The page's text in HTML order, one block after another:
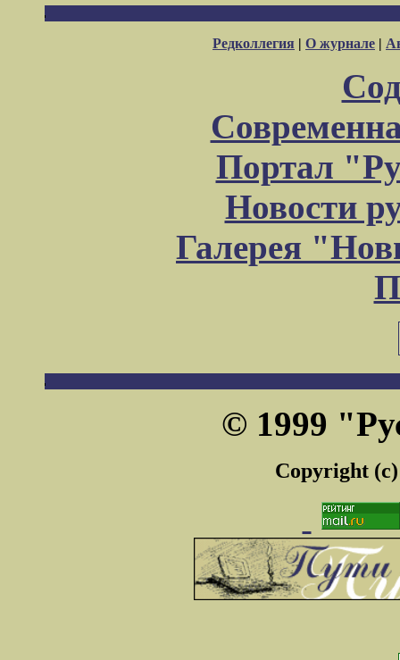
Редколлегия | О журнале |
Портал
Новости
Галерея
© 1999
Copyright